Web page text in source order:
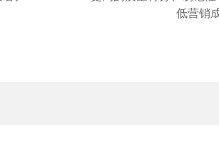
低营销